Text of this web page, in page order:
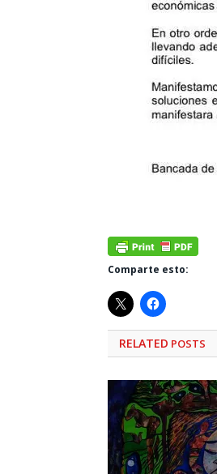
Comparte esto:
RELATED POSTS